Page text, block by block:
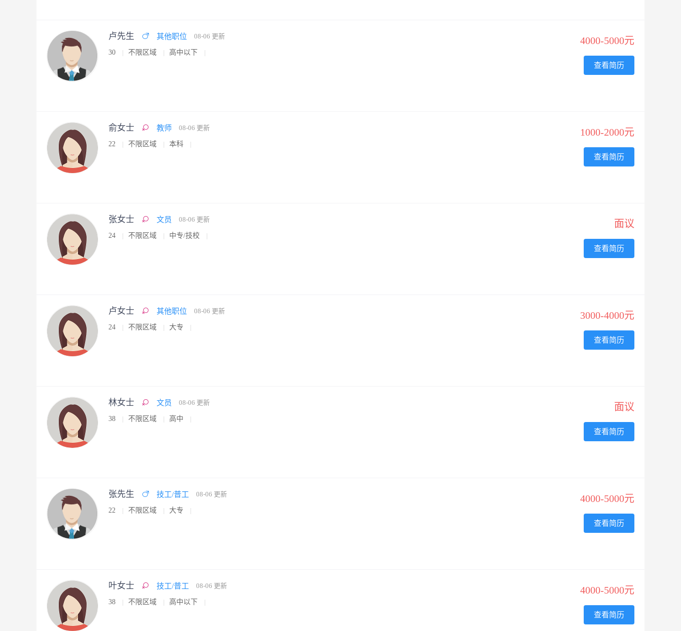
卢先生 其他职位 08-06 更新
30 不限区域 高中以下
4000-5000元
查看简历
俞女士 教师 08-06 更新
22 不限区域 本科
1000-2000元
查看简历
张女士 文员 08-06 更新
24 不限区域 中专/技校
面议
查看简历
卢女士 其他职位 08-06 更新
24 不限区域 大专
3000-4000元
查看简历
林女士 文员 08-06 更新
38 不限区域 高中
面议
查看简历
张先生 技工/普工 08-06 更新
22 不限区域 大专
4000-5000元
查看简历
叶女士 技工/普工 08-06 更新
38 不限区域 高中以下
4000-5000元
查看简历